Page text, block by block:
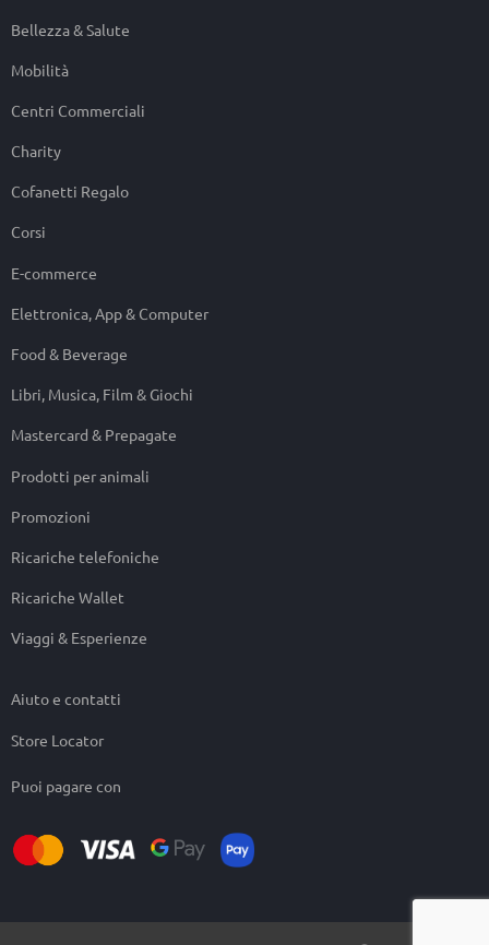
Bellezza & Salute
Mobilità
Centri Commerciali
Charity
Cofanetti Regalo
Corsi
E-commerce
Elettronica, App & Computer
Food & Beverage
Libri, Musica, Film & Giochi
Mastercard & Prepagate
Prodotti per animali
Promozioni
Ricariche telefoniche
Ricariche Wallet
Viaggi & Esperienze
Aiuto e contatti
Store Locator
Puoi pagare con